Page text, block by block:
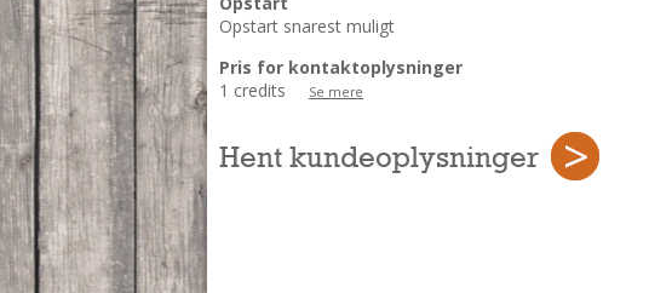
Opstart snarest muligt
Pris for kontaktoplysninger
1 credits
Se mere
Hent kundeoplysninger